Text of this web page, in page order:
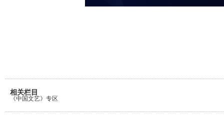
相关栏目
《中国文艺》专区